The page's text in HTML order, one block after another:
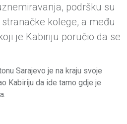
podršku su
kolege, a među
je Kabiriju poručio da se
Sarajevo je na kraju svoje
Kabiriju da ide tamo gdje je